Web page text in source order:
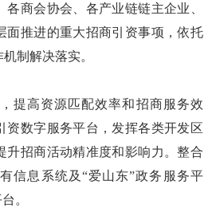
商会协会、各产业链链主企业、
面推进的重大招商引资事项，依托
制解决落实。
高资源匹配效率和招商服务效
资数字服务平台，发挥各类开发区
升招商活动精准度和影响力。整合
信息系统及“爱山东”政务服务平
。